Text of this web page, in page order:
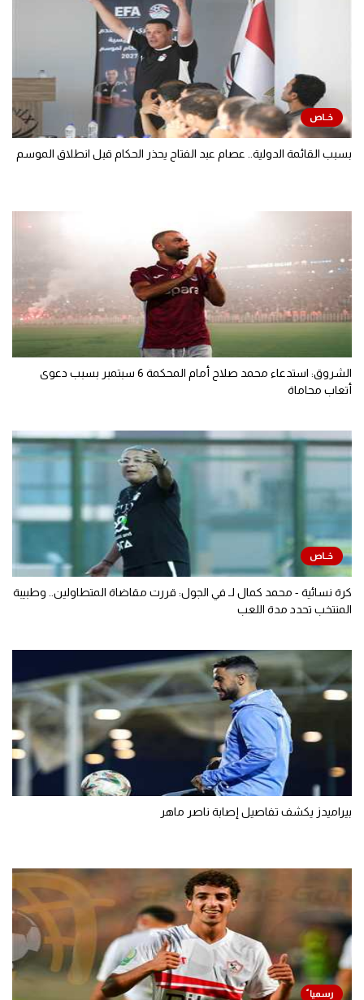
بسبب القائمة الدولية.. عصام عبد الفتاح يحذر الحكام قبل انطلاق الموسم
الشروق: استدعاء محمد صلاح أمام المحكمة 6 سبتمبر بسبب دعوى
أتعاب محاماة
كرة نسائية - محمد كمال لـ في الجول: قررت مقاضاة المتطاولين.. وطبيبة
المنتخب تحدد مدة اللعب
بيراميدز يكشف تفاصيل إصابة ناصر ماهر